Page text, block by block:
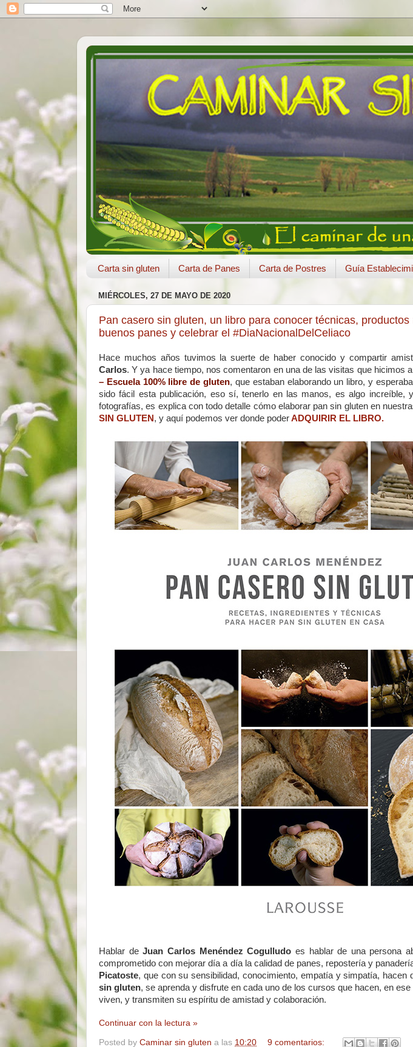
Carta sin gluten Carta de Panes Carta de Postres Guía
MIÉRCOLES, 27 DE MAYO DE 2020
Pan casero sin gluten, un libro para conocer técnicas,
buenos panes y celebrar el #DiaNacionalDelCeliaco
Hace muchos años tuvimos la suerte de haber conocido y compartir
Carlos. Y ya hace tiempo, nos comentaron en una de las visitas que hicimos a
– Escuela 100% libre de gluten, que estaban elaborando un libro, y
sido fácil esta publicación, eso sí, tenerlo en las manos, es algo increíble,
fotografías, es explica con todo detalle cómo elaborar pan sin gluten en
SIN GLUTEN , y aquí podemos ver donde poderADQUIRIR EL LIBRO.
Hablar deJuan Carlos Menéndez Cogulludo es hablar de una persona
comprometido con mejorar día a día la calidad de panes, repostería y
Picatoste, que con su sensibilidad, conocimiento, empatía y simpatía, hacen
sin gluten, se aprenda y disfrute en cada uno de los cursos que hacen, en
viven, y transmiten su espíritu de amistad y colaboración.
Continuar con la lectura »
Posted by Caminar sin gluten a las 10:20
9 comentarios: